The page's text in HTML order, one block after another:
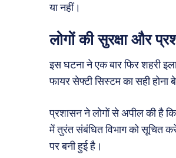
या नहीं।
लोगों की सुरक्षा और
इस घटना ने एक बार फिर शहरी
फायर सेफ्टी सिस्टम का सही
प्रशासन ने लोगों से अपील की है
में तुरंत संबंधित विभाग को सूचित
पर बनी हुई है।